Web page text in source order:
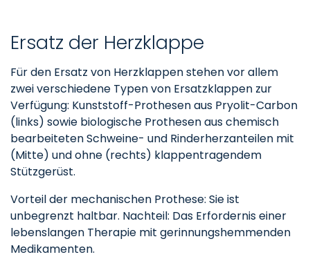
Ersatz der Herzklappe
Für den Ersatz von Herzklappen stehen vor allem
zwei verschiedene Typen von Ersatzklappen zur
Verfügung: Kunststoff-Prothesen aus Pryolit-Carbon
(links) sowie biologische Prothesen aus chemisch
bearbeiteten Schweine- und Rinderherzanteilen mit
(Mitte) und ohne (rechts) klappentragendem
Stützgerüst.
Vorteil der mechanischen Prothese: Sie ist
unbegrenzt haltbar. Nachteil: Das Erfordernis einer
lebenslangen Therapie mit gerinnungshemmenden
Medikamenten.